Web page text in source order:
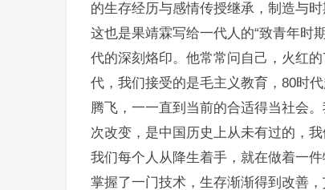
的生存经历与感情传授继承，制造与时
这也是果靖霖写给一代人的“致青年时
代的深刻烙印。他常常问自己，火红
代，我们接受的是毛主义教育，80时
腾飞，一一直到当前的合适得当社会
次改变，是中国历史上从未有过的，
我们每个人从降生着手，就在做着一件
掌握了一门技术，生存渐渐得到改善，